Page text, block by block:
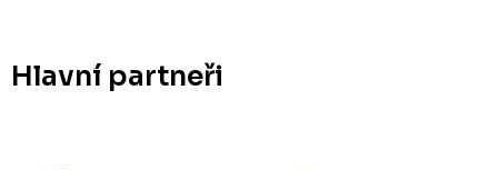
Hlavní partneři